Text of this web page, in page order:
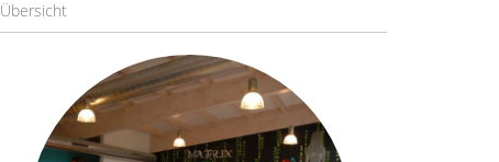
Übersicht